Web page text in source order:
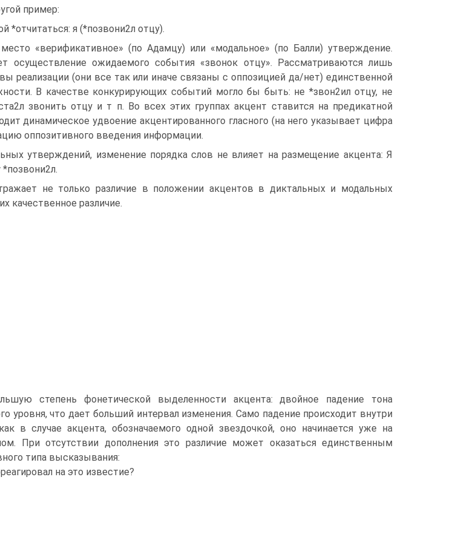
пример:
*отчитаться: я (*позвони2л отцу).
«верификативное» (по Адамцу) или «модальное» (по Балли) утверждение.
осуществление ожидаемого события «звонок отцу». Рассматриваются лишь
реализации (они все так или иначе связаны с оппозицией да/нет) единственной
В качестве конкурирующих событий могло бы быть: не *звон2ил отцу, не
звонить отцу и т п. Во всех этих группах акцент ставится на предикатной
динамическое удвоение акцентированного гласного (на него указывает цифра
оппозитивного введения информации.
утверждений, изменение порядка слов не влияет на размещение акцента: Я
не только различие в положении акцентов в диктальных и модальных
качественное различие.
степень фонетической выделенности акцента: двойное падение тона
уровня, что дает больший интервал изменения. Само падение происходит внутри
в случае акцента, обозначаемого одной звездочкой, оно начинается уже на
При отсутствии дополнения это различие может оказаться единственным
типа высказывания:
на это известие?